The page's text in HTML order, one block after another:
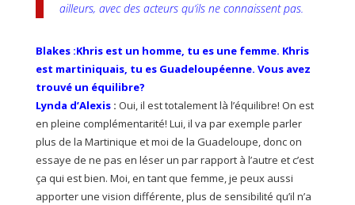
ailleurs, avec des acteurs qu’ils ne connaissent pas.
Blakes :Khris est un homme, tu es une femme. Khris
est martiniquais, tu es Guadeloupéenne. Vous avez
trouvé un équilibre?
Lynda d’Alexis: Oui, il est totalement là l’équilibre! On est
en pleine complémentarité! Lui, il va par exemple parler
plus de la Martinique et moi de la Guadeloupe, donc on
essaye de ne pas en léser un par rapport à l’autre et c’est
ça qui est bien. Moi, en tant que femme, je peux aussi
apporter une vision différente, plus de sensibilité qu’il n’a